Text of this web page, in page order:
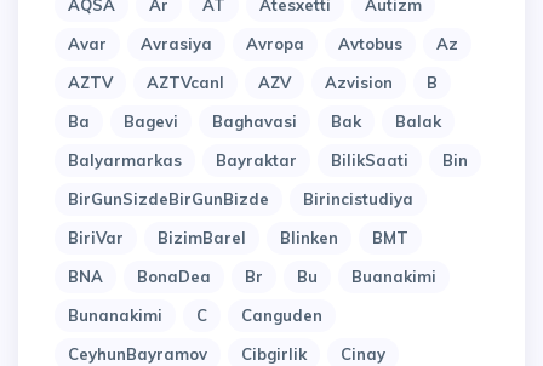
AQSA
Ar AT Atesxetti
Autizm
Avar
Avrasiya Avropa Avtobus
Az
AZTV
AZTVcanl AZV Azvision
B
Ba
Bagevi Baghavasi Bak
Balak
Balyarmarkas
Bayraktar BilikSaati
Bin
BirGunSizdeBirGunBizde
Birincistudiya
BiriVar
BizimBarel Blinken
BMT
BNA
BonaDea Br Bu
Buanakimi
Bunanakimi
C
Canguden
CeyhunBayramov
Cibgirlik
Cinay